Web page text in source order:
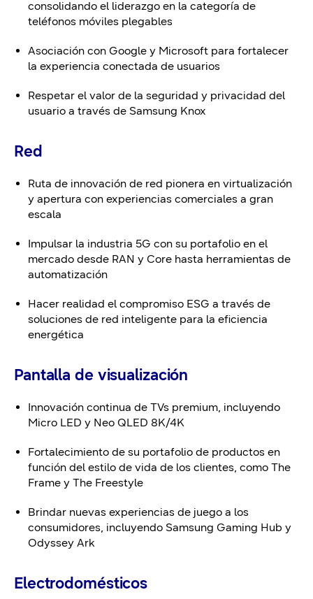
consolidando el liderazgo en la categoría de
teléfonos móviles plegables
Asociación con Google y Microsoft para fortalecer
la experiencia conectada de usuarios
Respetar el valor de la seguridad y privacidad del
usuario a través de Samsung Knox
Red
Ruta de innovación de red pionera en virtualización
y apertura con experiencias comerciales a gran
escala
Impulsar la industria 5G con su portafolio en el
mercado desde RAN y Core hasta herramientas de
automatización
Hacer realidad el compromiso ESG a través de
soluciones de red inteligente para la eficiencia
energética
Pantalla de visualización
Innovación continua de TVs premium, incluyendo
Micro LED y Neo QLED 8K/4K
Fortalecimiento de su portafolio de productos en
función del estilo de vida de los clientes, como The
Frame y The Freestyle
Brindar nuevas experiencias de juego a los
consumidores, incluyendo Samsung Gaming Hub y
Odyssey Ark
Electrodomésticos